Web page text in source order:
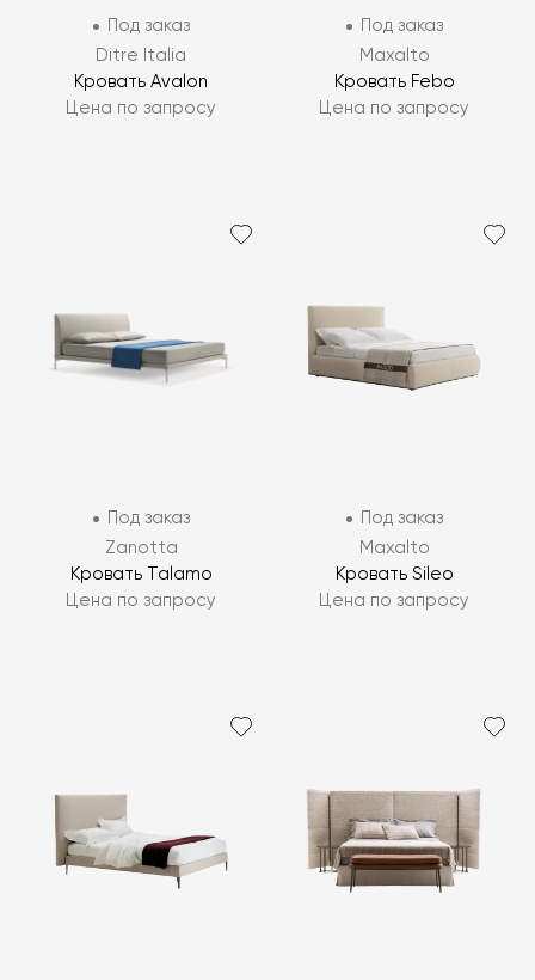
Под заказ
Ditre Italia
Кровать Avalon
Цена по запросу
Под заказ
Maxalto
Кровать Febo
Цена по запросу
Под заказ
Zanotta
Кровать Talamo
Цена по запросу
Под заказ
Maxalto
Кровать Sileo
Цена по запросу